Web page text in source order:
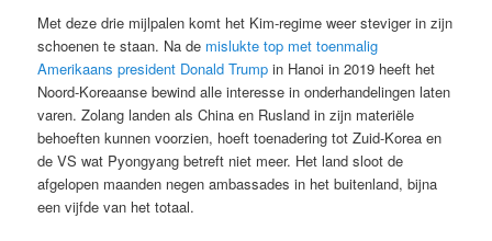
Met deze drie mijlpalen komt het Kim-regime weer steviger in zijn
schoenen te staan. Na de mislukte top met toenmalig
Amerikaans president Donald Trump in Hanoi in 2019 heeft het
Noord-Koreaanse bewind alle interesse in onderhandelingen laten
varen. Zolang landen als China en Rusland in zijn materiële
behoeften kunnen voorzien, hoeft toenadering tot Zuid-Korea en
de VS wat Pyongyang betreft niet meer. Het land sloot de
afgelopen maanden negen ambassades in het buitenland, bijna
een vijfde van het totaal.